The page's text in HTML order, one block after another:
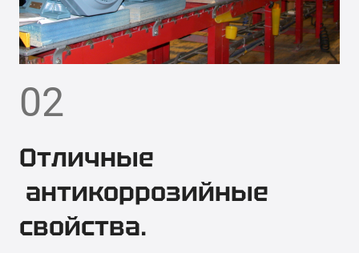
02
Отличные
антикоррозийные
свойства.